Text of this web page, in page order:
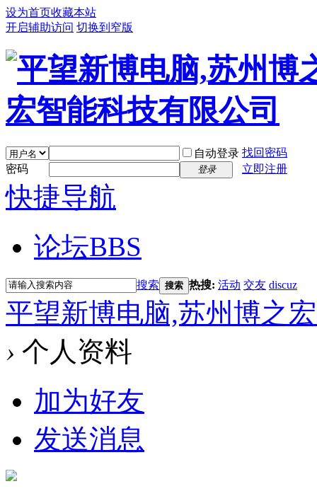
设为首页收藏本站
开启辅助访问 切换到窄版
自动登录 找回密码
密码
登录 立即注册
快捷导航
论坛BBS
搜索 搜索 热搜: 活动 交友 discuz
平望新博电脑,苏州博之
› 个人资料
加为好友
发送消息